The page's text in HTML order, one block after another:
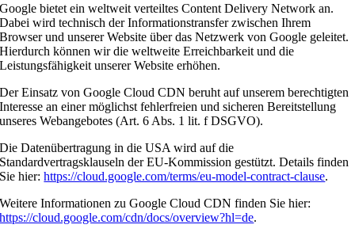
Google bietet ein weltweit verteiltes Content Delivery Network an.
Dabei wird technisch der Informationstransfer zwischen Ihrem
Browser und unserer Website über das Netzwerk von Google geleitet.
Hierdurch können wir die weltweite Erreichbarkeit und die
Leistungsfähigkeit unserer Website erhöhen.
Der Einsatz von Google Cloud CDN beruht auf unserem berechtigten
Interesse an einer möglichst fehlerfreien und sicheren Bereitstellung
unseres Webangebotes (Art. 6 Abs. 1 lit. f DSGVO).
Die Datenübertragung in die USA wird auf die
Standardvertragsklauseln der EU-Kommission gestützt. Details finden
Sie hier:https://cloud.google.com/terms/eu-model-contract-clause.
Weitere Informationen zu Google Cloud CDN finden Sie hier:
https://cloud.google.com/cdn/docs/overview?hl=de.